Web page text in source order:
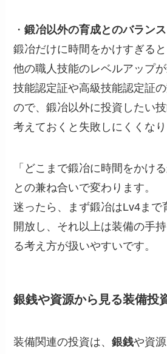
・鍛冶以外の育成とのバラン
鍛冶だけに時間をかけすぎる
他の職人技能のレベルアップが
技能認定証や高級技能認定証
ので、鍛冶以外に投資したい
考えておくと失敗しにくくなり
「どこまで鍛冶に時間をかけ
との兼ね合いで変わります。
迷ったら、まず鍛冶はLv4まで
開放し、それ以上は装備の手
る考え方が扱いやすいです。
銀銭や資源から見る装備投
装備関連の投資は、銀銭や資